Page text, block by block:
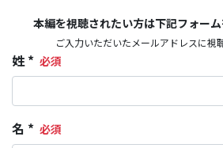
本編を視聴されたい方は下記フォーム
ご入力いただいたメールアドレスに視
姓 *
名 *